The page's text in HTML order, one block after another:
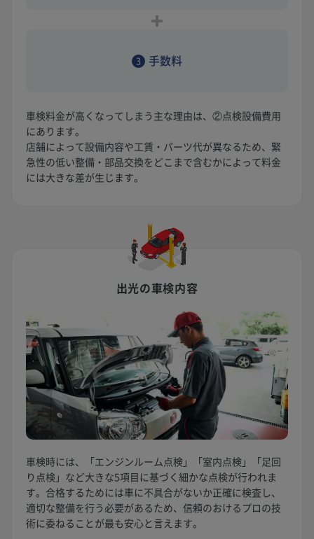
3 手数料
車検料金が高くなってしまう主な理由は、②点検設備費用
にあります。
店舗によって設備内容や工賃・パーツ代が異なるため、緊
急性の低い整備・部品交換をどこまで含むかによって料金
には大きな差が生じます。
出光の車検内容
車検時には、「エンジンルーム点検」「室内点検」「足回
り点検」など大きな5項目に基づく細かな点検が行われま
す。合格するためには車に不具合がないか正確に検査し、
適切な整備を行う必要があるため、信頼のおけるプロの技
術に委ねることが最も安心と言えます。